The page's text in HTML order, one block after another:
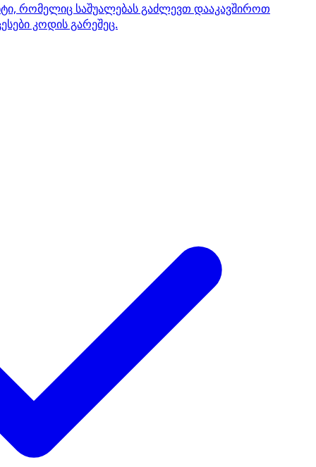
რომელიც საშუალებას გაძლევთ დააკავშიროთ
კოდის გარეშეც.